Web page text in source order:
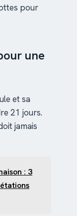
pour
une
et sa
21 jours.
jamais
: 3